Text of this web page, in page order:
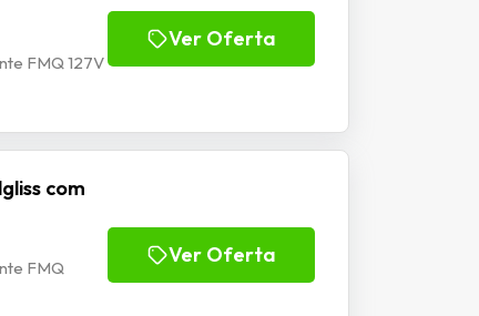
FMQ 127V
Ver Oferta
com
FMQ
Ver Oferta